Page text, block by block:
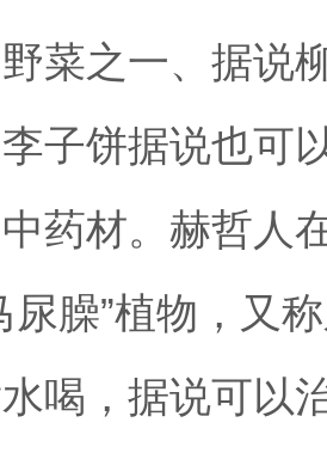
菜之一、据说
子饼据说也可
药材。赫哲人
尿臊”植物，又
喝，据说可以